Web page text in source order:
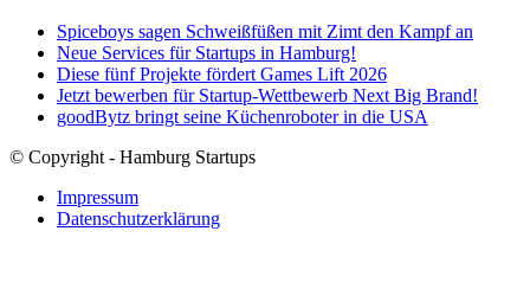
Spiceboys sagen Schweißfüßen mit Zimt den Kampf an
Neue Services für Startups in Hamburg!
Diese fünf Projekte fördert Games Lift 2026
Jetzt bewerben für Startup-Wettbewerb Next Big Brand!
goodBytz bringt seine Küchenroboter in die USA
© Copyright - Hamburg Startups
Impressum
Datenschutzerklärung